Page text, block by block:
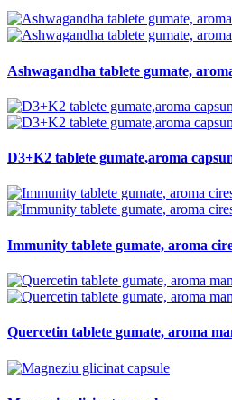
Ashwagandha tablete gumate,
D3+K2 tablete gumate,aroma
Immunity tablete gumate, aroma
Quercetin tablete gumate, aroma